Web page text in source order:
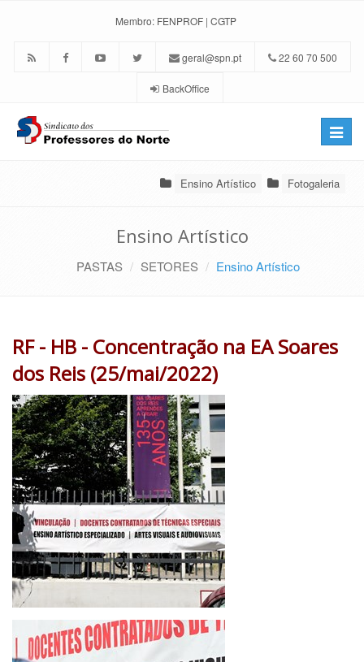
Membro: FENPROF | CGTP
geral@spn.pt 22 60 70 500
BackOffice
Toggle
Ensino Artístico Fotogaleria
Ensino Artístico
PASTAS SETORES Ensino Artístico
RF - HB - Concentração na EA Soares
dos Reis (25/mai/2022)